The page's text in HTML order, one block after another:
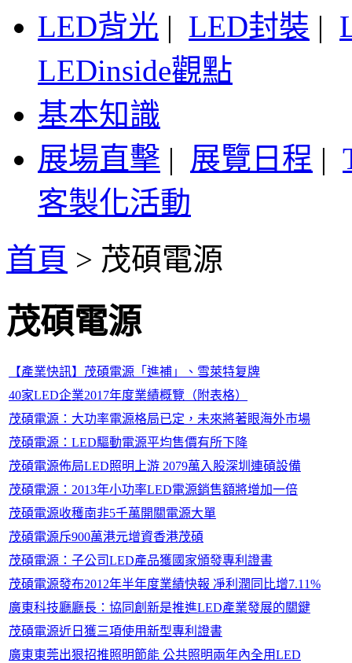
LED背光 | LED封裝 |
LEDinside觀點
基本知識
展場直擊 | 展覽日程 |
客製化活動
首頁 > 茂碩電源
茂碩電源
【產業快訊】茂碩電源「進補」、雪萊特复牌
40家LED企業2017年度業績概覽（附表格）
茂碩電源：大功率電源格局已定，未來將著眼海外市場
茂碩電源：LED驅動電源平均售價有所下降
茂碩電源佈局LED照明上游 2079萬入股深圳連碩設備
茂碩電源：2013年小功率LED電源銷售額將增加一倍
茂碩電源收穫南非5千萬開關電源大單
茂碩電源斥900萬港元增資香港茂碩
茂碩電源：子公司LED產品獲國家頒發專利證書
茂碩電源發布2012年半年度業績快報 凈利潤同比增7.11%
廣東科技廳廳長：協同創新是推進LED產業發展的關鍵
茂碩電源近日獲三項使用新型專利證書
廣東東莞出狠招推照明節能 公共照明兩年內全用LED